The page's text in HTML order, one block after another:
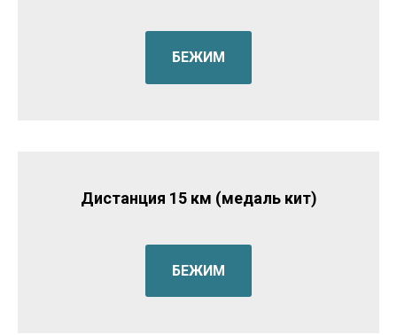
БЕЖИМ
Дистанция 15 км (медаль кит)
БЕЖИМ